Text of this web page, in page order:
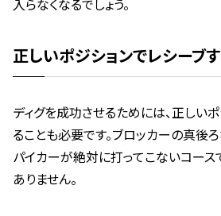
入らなくなるでしょう。
正しいポジションでレシーブ
ディグを成功させるためには、正しい
ることも必要です。ブロッカーの真後
パイカーが絶対に打ってこないコー
ありません。